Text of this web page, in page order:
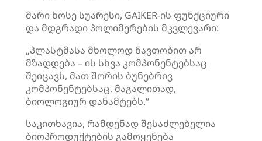
მარი ხოსე სუარესი, GAIKER-ის ფუნქციური
და მდგრადი პოლიმერების მკვლევარი:
„პლასტმასა მხოლოდ ნავთობით არ
მზადდება – ის სხვა კომპონენტებსაც
შეიცავს, მათ შორის ბუნებრივ
კომპონენტებსაც, მაგალითად,
ბიოლოგიურ დანამტებს.“
საკითხავია, რამდენად შესაძლებელია
ბიოპროდუქტების გამოყენება